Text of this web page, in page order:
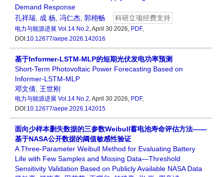
Demand Response
孔祥瑞, 成 杨, 冯仁杰, 郭栩畅 科研立项经费支持
电力与能源进展 Vol.14 No.2, April 30 2026, PDF,
DOI:10.12677/aepe.2026.142016
基于Informer-LSTM-MLP的短期光伏发电功率预测
Short-Term Photovoltaic Power Forecasting Based on
Informer-LSTM-MLP
邓文倩, 王世刚
电力与能源进展 Vol.14 No.2, April 30 2026, PDF,
DOI:10.12677/aepe.2026.142015
面向少样本删失数据的三参数Weibull蓄电池寿命评估方法——
基于NASA公开数据的阈值敏感性验证
A Three-Parameter Weibull Method for Evaluating Battery
Life with Few Samples and Missing Data—Threshold
Sensitivity Validation Based on Publicly Available NASA Data